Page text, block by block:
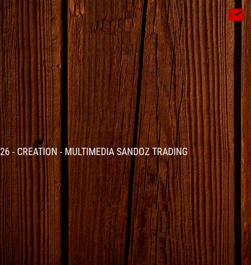

- CREATION - MULTIMEDIA SANDOZ TRADING